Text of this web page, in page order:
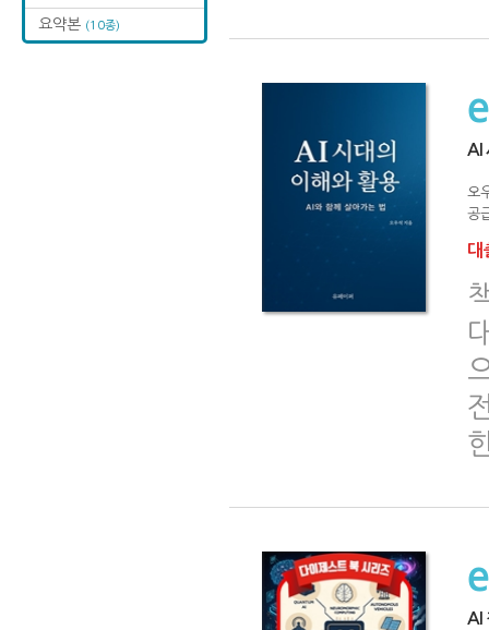
요약본 (10종)
AI
오
공
대
AI